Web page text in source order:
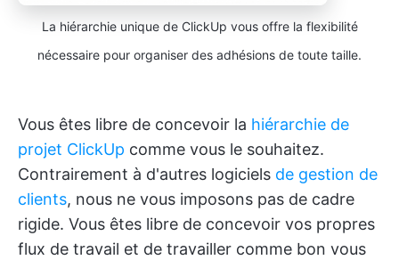
La hiérarchie unique de ClickUp vous offre la flexibilité
nécessaire pour organiser des adhésions de toute taille.
Vous êtes libre de concevoir la hiérarchie de
projet ClickUp comme vous le souhaitez.
Contrairement à d'autres logiciels de gestion de
clients, nous ne vous imposons pas de cadre
rigide. Vous êtes libre de concevoir vos propres
flux de travail et de travailler comme bon vous